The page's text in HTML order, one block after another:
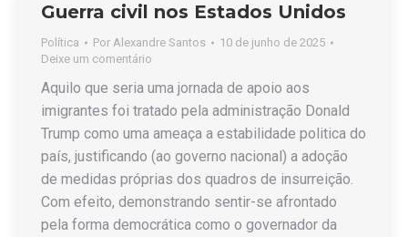
Guerra civil nos Estados Unidos
Política Por Alexandre Santos
10 de junho de 2025
Deixe um comentário
Aquilo que seria uma jornada de apoio aos
imigrantes foi tratado pela administração Donald
Trump como uma ameaça a estabilidade politica do
país, justificando (ao governo nacional) a adoção
de medidas próprias dos quadros de insurreição.
Com efeito, demonstrando sentir-se afrontado
pela forma democrática como o governador da